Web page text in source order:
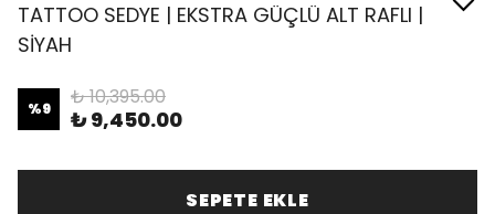
TATTOO SEDYE | EKSTRA GÜÇLÜ ALT RAFLI |
SİYAH
%9 ₺ 10,395.00
₺ 9,450.00
SEPETE EKLE